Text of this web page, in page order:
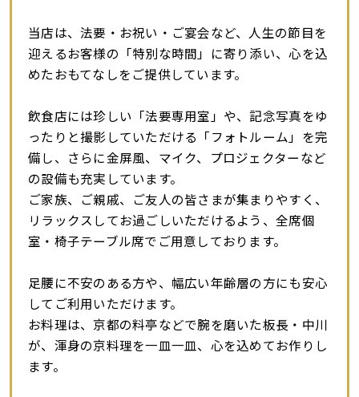
当店は、法要・お祝い・ご宴会など、人生の節目を
迎えるお客様の「特別な時間」に寄り添い、心を込
めたおもてなしをご提供しています。
飲食店には珍しい「法要専用室」や、記念写真をゆ
ったりと撮影していただける「フォトルーム」を完
備し、さらに金屏風、マイク、プロジェクターなど
の設備も充実しています。
ご家族、ご親戚、ご友人の皆さまが集まりやすく、
リラックスしてお過ごしいただけるよう、全席個
室・椅子テーブル席でご用意しております。
足腰に不安のある方や、幅広い年齢層の方にも安心
してご利用いただけます。
お料理は、京都の料亭などで腕を磨いた板長・中川
が、渾身の京料理を一皿一皿、心を込めてお作りし
ます。